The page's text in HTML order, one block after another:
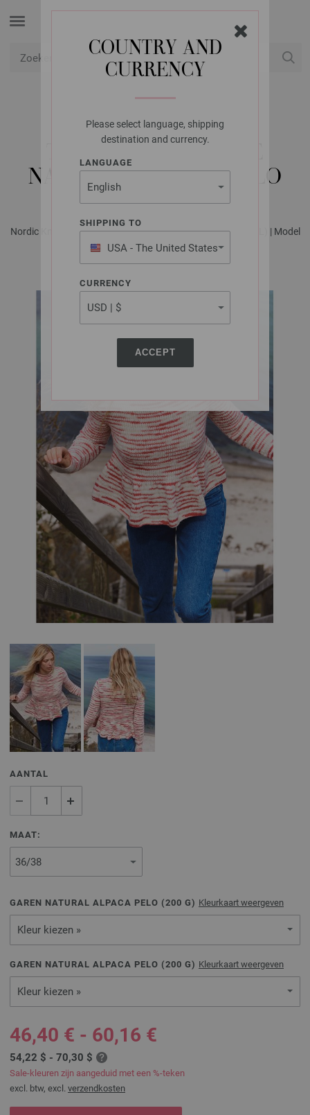
COUNTRY AND
CURRENCY
Please select language, shipping
destination and currency.
LANGUAGE
SHIPPING TO
USA - The United States
of America
CURRENCY
ACCEPT
LANA GROSSA
TRUI MET SCHOOTJE
NATURAL ALPACA PELO
Nordic Knits No. 2 - Tijdschrift (DE) + Breibeschrijvingen (NL) | Model
16
AANTAL
MAAT:
GAREN NATURAL ALPACA PELO (200 G) Kleurkaart weergeven
Kleur kiezen »
GAREN NATURAL ALPACA PELO (200 G) Kleurkaart weergeven
Kleur kiezen »
46,40 € - 60,16 €
54,22 $ - 70,30 $
Sale-kleuren zijn aangeduid met een %-teken
excl. btw, excl. verzendkosten